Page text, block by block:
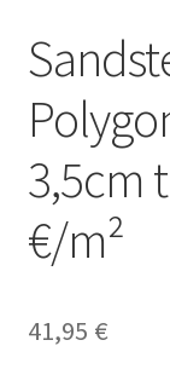
3,5cm
€/m²
41,95 €